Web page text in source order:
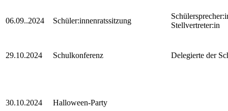
06.09..2024 Schüler:innenratssitzung
Stellvertreter:in
29.10.2024 Schulkonferenz Delegierte der
30.10.2024 Halloween-Party